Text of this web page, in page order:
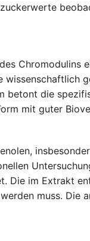
die
mit guter
Die im Extrakt
muss.